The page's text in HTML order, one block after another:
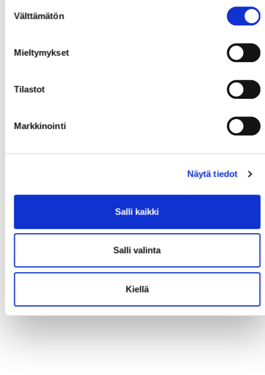
valinta
Välttämätön
Mieltymykset
Tilastot
Markkinointi
Näytä tiedot
Salli kaikki
Salli valinta
Kiellä